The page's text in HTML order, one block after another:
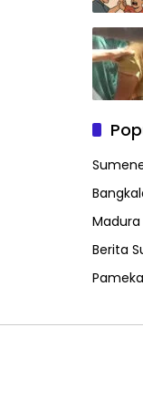
Madura
Berita